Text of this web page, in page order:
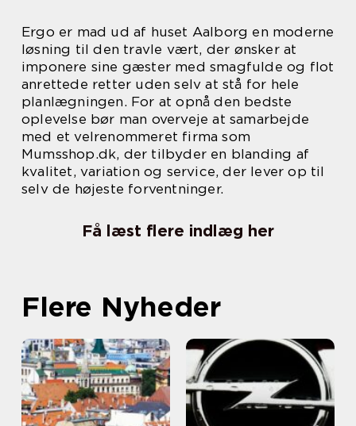
Ergo er mad ud af huset Aalborg en moderne
løsning til den travle vært, der ønsker at
imponere sine gæster med smagfulde og flot
anrettede retter uden selv at stå for hele
planlægningen. For at opnå den bedste
oplevelse bør man overveje at samarbejde
med et velrenommeret firma som
Mumsshop.dk, der tilbyder en blanding af
kvalitet, variation og service, der lever op til
selv de højeste forventninger.
Få læst flere indlæg her
Flere Nyheder